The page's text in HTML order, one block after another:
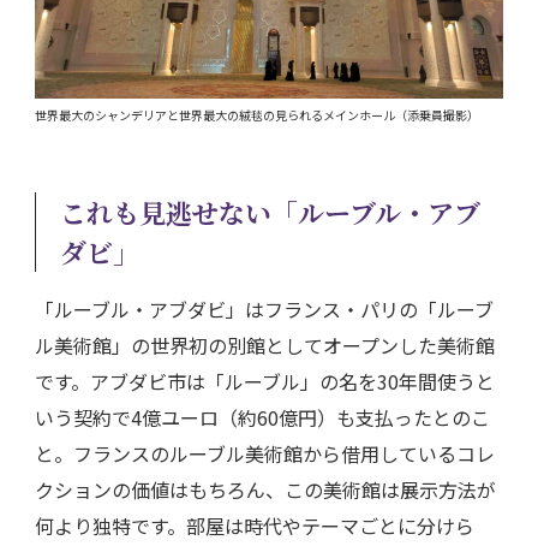
世界最大のシャンデリアと世界最大の絨毯の見られるメインホール（添乗員撮影）
これも見逃せない「ルーブル・アブ
ダビ」
「ルーブル・アブダビ」はフランス・パリの「ルーブ
ル美術館」の世界初の別館としてオープンした美術館
です。アブダビ市は「ルーブル」の名を30年間使うと
いう契約で4億ユーロ（約60億円）も支払ったとのこ
と。フランスのルーブル美術館から借用しているコレ
クションの価値はもちろん、この美術館は展示方法が
何より独特です。部屋は時代やテーマごとに分けら